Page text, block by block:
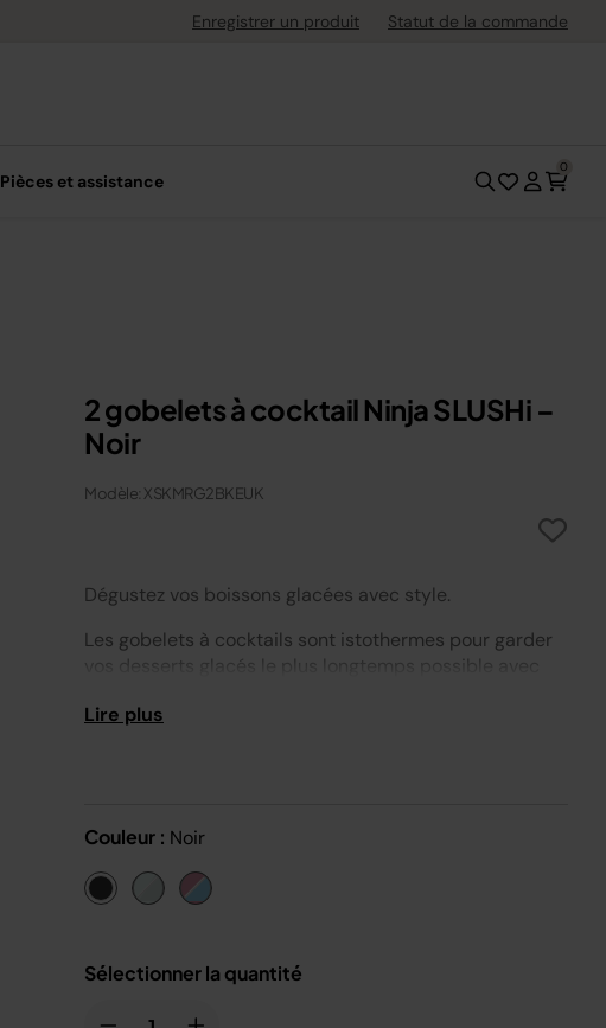
de paiement flexible avec KlarnaEnregistrer un produit Statut de la commande
Pièces et assistance
0
2 gobelets à cocktail Ninja SLUSHi –
Noir
Modèle: XSKMRG2BKEUK
Dégustez vos boissons glacées avec style.
Les gobelets à cocktails sont istothermes pour garder
vos desserts glacés le plus longtemps possible avec
noir.
Lire plus
Couleur : Noir
Sélectionner la quantité